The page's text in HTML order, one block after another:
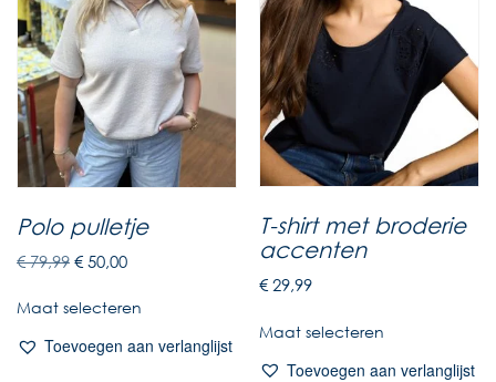
Polo pulletje
€79,99 € 50,00
Maat selecteren
Toevoegen aan verlanglijst
T-shirt met broderie
accenten
€29,99
Maat selecteren
Toevoegen aan verlanglijst